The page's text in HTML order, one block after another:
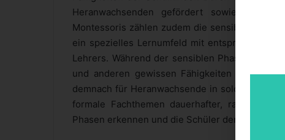
Heranwachsenden gefördert sowie deren
Montessoris zählen zudem die sensiblen
ein spezielles Lernumfeld mit entsprechenden
Lehrers. Während der sensiblen Phasen
und anderen gewissen Fähigkeiten als sehr
demnach für Heranwachsende in solchen
formale Fachthemen dauerhafter, rascher
Phasen erkennen und die Schüler